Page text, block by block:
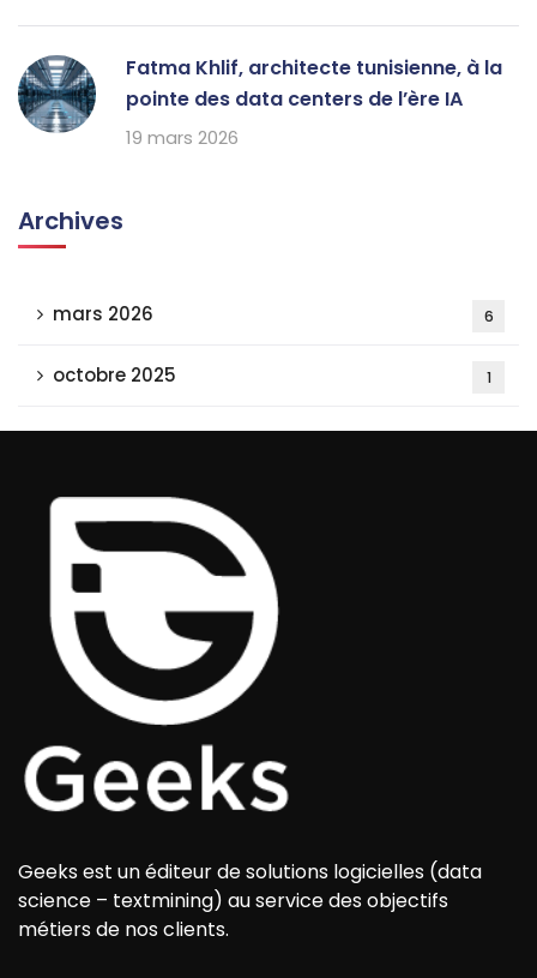
Fatma Khlif, architecte tunisienne, à la
pointe des data centers de l’ère IA
19 mars 2026
Archives
mars 2026 6
octobre 2025 1
Geeks est un éditeur de solutions logicielles (data
science – textmining) au service des objectifs
métiers de nos clients.